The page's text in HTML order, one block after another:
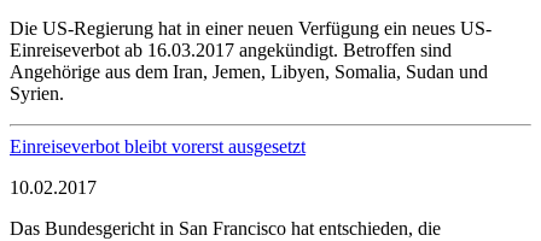
Die US-Regierung hat in einer neuen Verfügung ein neues US-
Einreiseverbot ab 16.03.2017 angekündigt. Betroffen sind
Angehörige aus dem Iran, Jemen, Libyen, Somalia, Sudan und
Syrien.
Einreiseverbot bleibt vorerst ausgesetzt
10.02.2017
Das Bundesgericht in San Francisco hat entschieden, die